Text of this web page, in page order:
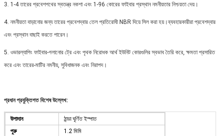
3. 1-4 তারের প্রবেশপথের স্বতন্ত্র নকশা এবং 1-96 কোরের ফাইবার প্রস্থান নমনীয়তার নিশ্চয়তা দেয়।
4. নমনীয়তা বাড়ানোর জন্য তারের প্রবেশদ্বার তেল প্রতিরোধী NBR দিয়ে সিল করা হয়।ব্যবহারকারীরা প্রবেশদ্বার
এবং প্রস্থান বাছাই করতে পারেন।
5. ওভারল্যাপিং ফাইবার-গলানোর ট্রে এবং পৃথক নিরোধক আর্থ ইউনিট কোরগুলির স্বভাব তৈরি করে, ক্ষমতা প্রসারিত
করে এবং তারের-মাটির নমনীয়, সুবিধাজনক এবং নিরাপদ।
প্রধান প্রযুক্তিগত বিশেষ উল্লেখ:
উপাদান
ঠান্ডা ঘূর্ণিত ইস্পাত
পুরু
1.2 মিমি